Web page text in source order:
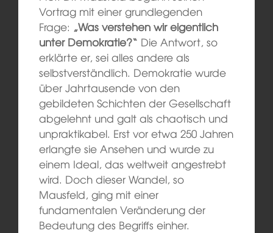
Vortrag mit einer grundlegenden
Frage: „Was verstehen wir eigentlich
unter Demokratie?“ Die Antwort, so
erklärte er, sei alles andere als
selbstverständlich. Demokratie wurde
über Jahrtausende von den
gebildeten Schichten der Gesellschaft
abgelehnt und galt als chaotisch und
unpraktikabel. Erst vor etwa 250 Jahren
erlangte sie Ansehen und wurde zu
einem Ideal, das weltweit angestrebt
wird. Doch dieser Wandel, so
Mausfeld, ging mit einer
fundamentalen Veränderung der
Bedeutung des Begriffs einher.